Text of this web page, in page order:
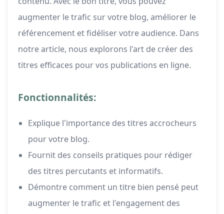
augmenter le trafic sur votre blog, améliorer le
référencement et fidéliser votre audience. Dans
notre article, nous explorons l'art de créer des
titres efficaces pour vos publications en ligne.
Fonctionnalités:
Explique l'importance des titres accrocheurs
pour votre blog.
Fournit des conseils pratiques pour rédiger
des titres percutants et informatifs.
Démontre comment un titre bien pensé peut
augmenter le trafic et l'engagement des